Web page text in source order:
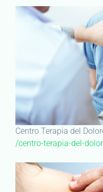
Centro Terapia del
/centro-terapia-del-